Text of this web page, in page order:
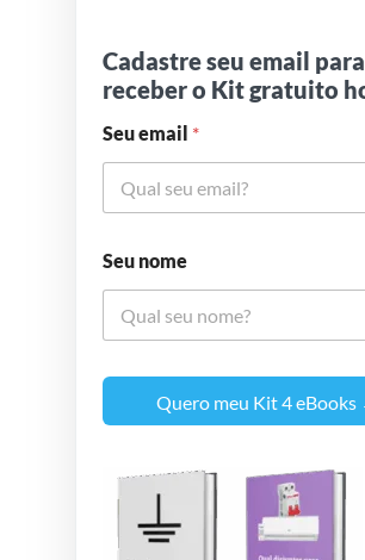
Cadastre seu email para
receber o Kit gratuito
Seu email *
Seu nome
Quero meu Kit 4 eBooks